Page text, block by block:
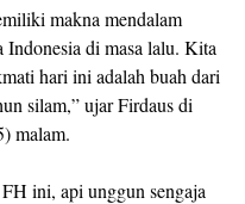
makna mendalam
Indonesia di masa lalu. Kita
hari ini adalah buah dari
silam,” ujar Firdaus di
malam.
ini, api unggun sengaja